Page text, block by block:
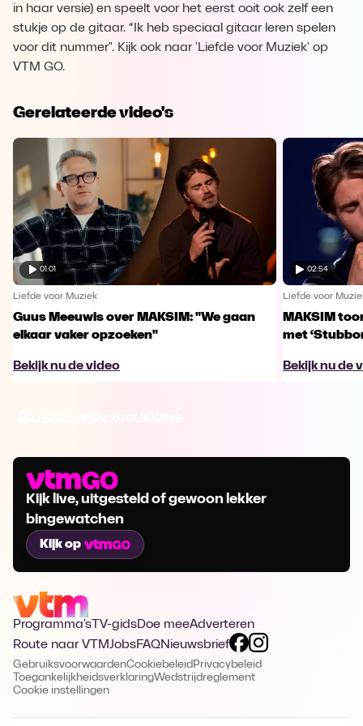
in haar versie) en speelt voor het eerst ooit ook zelf een
stukje op de gitaar. “Ik heb speciaal gitaar leren spelen
voor dit nummer". Kijk ook naar 'Liefde voor Muziek' op
VTM GO.
Gerelateerde video's
01:01
Liefde voor Muziek
Guus Meeuwis over MAKSIM: "We gaan
elkaar vaker opzoeken"
Bekijk nu de video
02:54
Liefde voor
MAKSIM
met
Bekijk nu de
Kijk live, uitgesteld of gewoon lekker
bingewatchen
Kijk op
Programma's TV-gidsDoe meeAdverteren
Route naar VTMJobsFAQNieuwsbrief
GebruiksvoorwaardenCookiebeleid Privacybeleid
ToegankelijkheidsverklaringWedstrijdreglement
Cookie instellingen